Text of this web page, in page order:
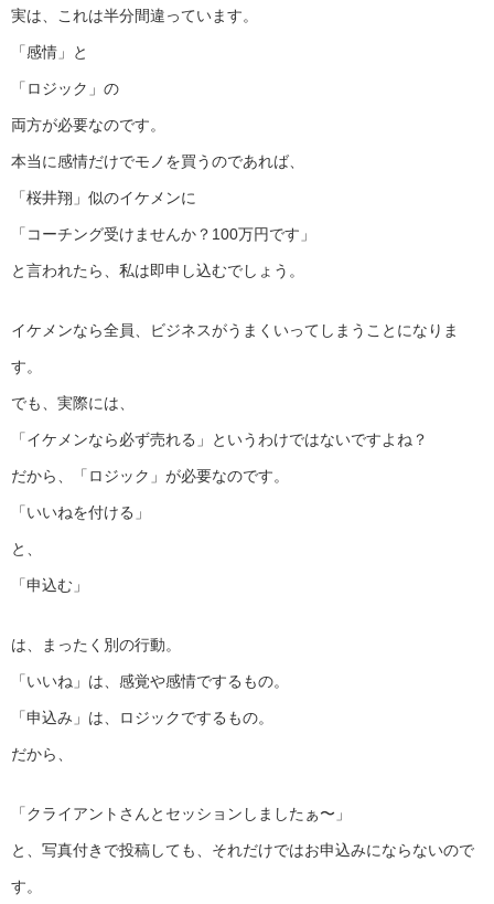
実は、これは半分間違っています。
「感情」と
「ロジック」の
両方が必要なのです。
本当に感情だけでモノを買うのであれば、
「桜井翔」似のイケメンに
「コーチング受けませんか？100万円です」
と言われたら、私は即申し込むでしょう。
イケメンなら全員、ビジネスがうまくいってしまうことになりま
す。
でも、実際には、
「イケメンなら必ず売れる」というわけではないですよね？
だから、「ロジック」が必要なのです。
「いいねを付ける」
と、
「申込む」
は、まったく別の行動。
「いいね」は、感覚や感情でするもの。
「申込み」は、ロジックでするもの。
だから、
「クライアントさんとセッションしましたぁ〜」
と、写真付きで投稿しても、それだけではお申込みにならないので
す。